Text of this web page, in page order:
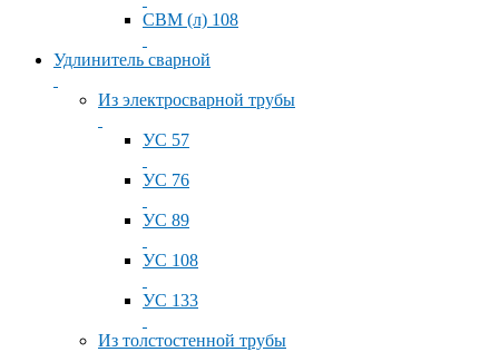
СВМ (л) 108
Удлинитель сварной
Из электросварной трубы
УС 57
УС 76
УС 89
УС 108
УС 133
Из толстостенной трубы